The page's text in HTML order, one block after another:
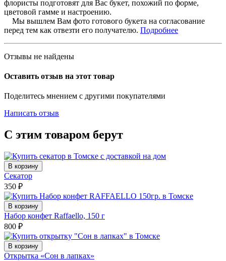
флористы подготовят для Вас букет, похожий по форме,
цветовой гамме и настроению.
Мы вышлем Вам фото готового букета на согласование
перед тем как отвезти его получателю. Подробнее
Отзывы не найдены
Оставить отзыв на этот товар
Поделитесь мнением с другими покупателями
Написать отзыв
С этим товаром берут
В корзину
Секатор
350 ₽
В корзину
Набор конфет Raffaello, 150 г
800 ₽
В корзину
Открытка «Сон в лапках»